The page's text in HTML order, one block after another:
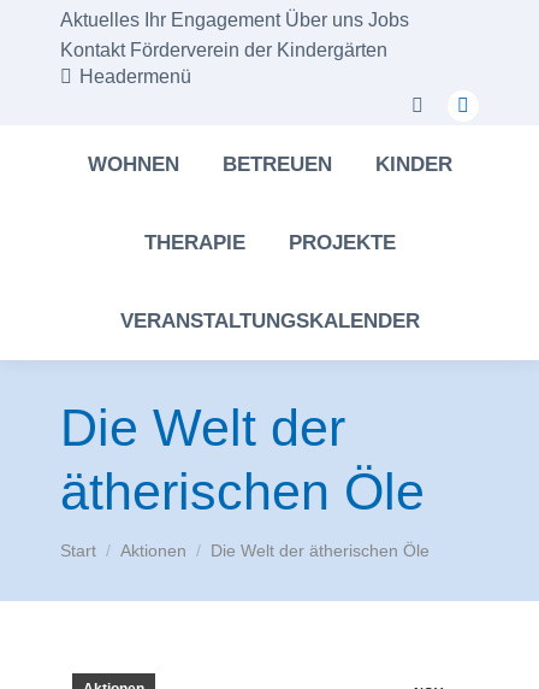
Aktuelles Ihr Engagement Über uns Jobs
Kontakt Förderverein der Kindergärten
Headermenü
Search:
WOHNEN BETREUEN KINDER
THERAPIE PROJEKTE
VERANSTALTUNGSKALENDER
Die Welt der
ätherischen Öle
Start Aktionen Die Welt der ätherischen Öle